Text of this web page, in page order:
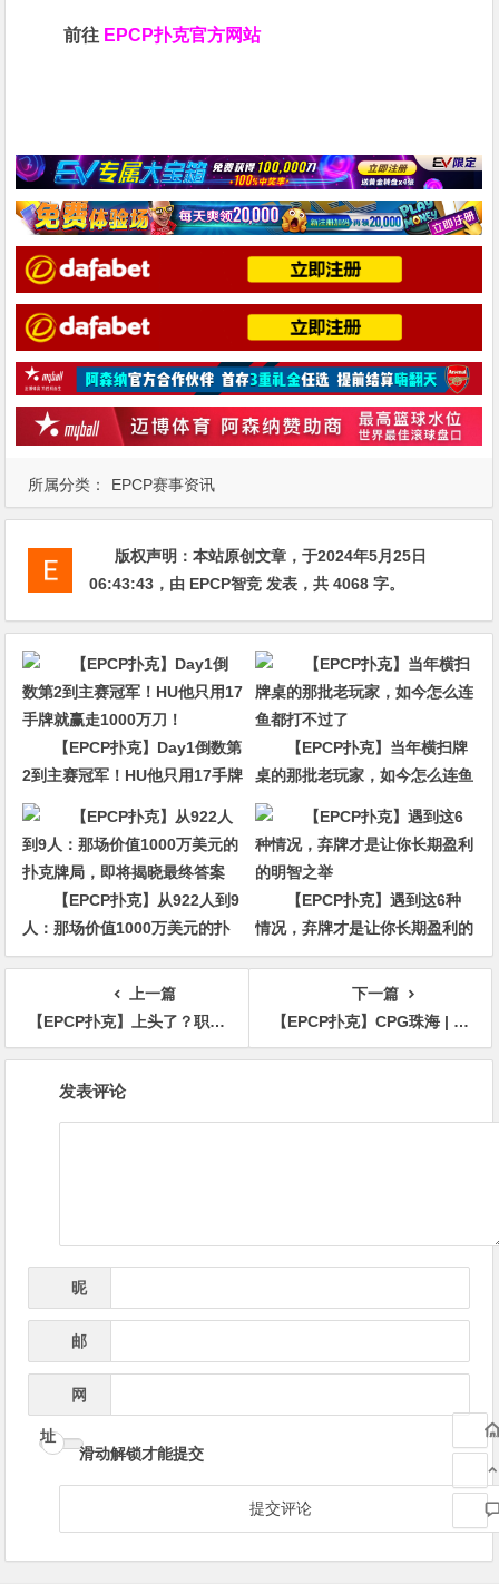
所属分类： EPCP赛事资讯
前往 EPCP扑克官方网站
版权声明：本站原创文章，于2024年5月25日
06:43:43 ，由 EPCP智竞 发表，共 4068 字。
【EPCP扑克】Day1倒数第
2到主赛冠军！HU他只用17手牌
就赢走1000万刀！
【EPCP扑克】当年横扫牌
桌的那批老玩家，如今怎么连鱼
都打不过了
【EPCP扑克】从922人到9
人：那场价值1000万美元的扑
克牌局，即将揭晓最终答案
【EPCP扑克】遇到这6种
情况，弃牌才是让你长期盈利的
明智之举
上一篇
【EPCP扑克】上头了？职牌大神被BB后发文怒喷：“XXX赛是最糟糕的扑克赛制之一！”
下一篇
【EPCP扑克】CPG珠海 | 白热化！主赛第一轮B组725人参赛，黄小虎33.35万记分牌带领227人晋级
发表评论
昵
邮
网
址
滑动解锁才能提交